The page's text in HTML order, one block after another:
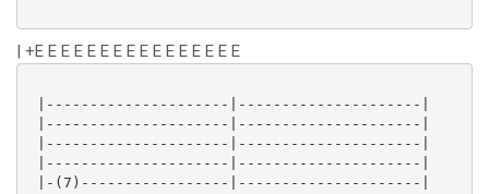
| +E E E E E E E E E E E E E E E E
|---------------------|---------------------|
|---------------------|---------------------|
|---------------------|---------------------|
|---------------------|---------------------|
|-(7)-----------------|---------------------|